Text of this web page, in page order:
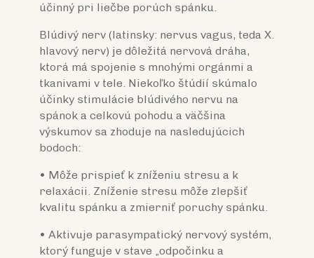
účinný pri liečbe porúch spánku.
Blúdivý nerv (latinsky: nervus vagus, teda X.
hlavový nerv) je dôležitá nervová dráha,
ktorá má spojenie s mnohými orgánmi a
tkanivami v tele. Niekoľko štúdií skúmalo
účinky stimulácie blúdivého nervu na
spánok a celkovú pohodu a väčšina
výskumov sa zhoduje na nasledujúcich
bodoch:
• Môže prispieť k zníženiu stresu a k
relaxácii. Zníženie stresu môže zlepšiť
kvalitu spánku a zmierniť poruchy spánku.
• Aktivuje parasympatický nervový systém,
ktorý funguje v stave „odpočinku a